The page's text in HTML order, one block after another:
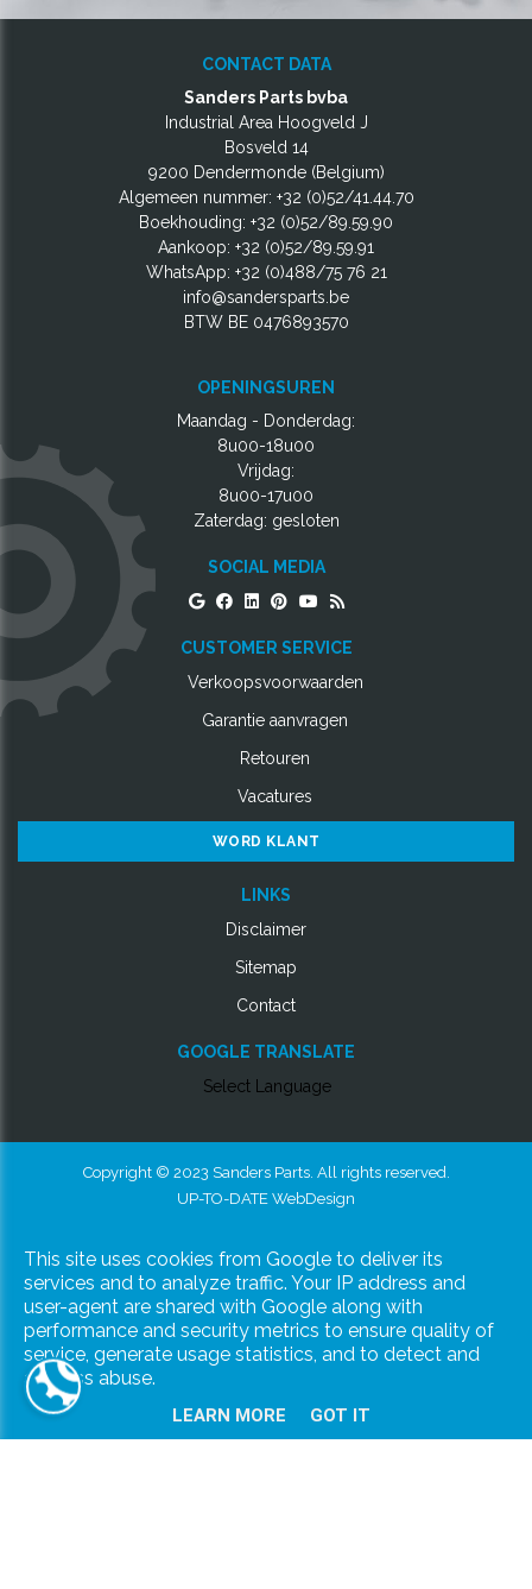
CONTACT DATA
Sanders Parts bvba
Industrial Area Hoogveld J
Bosveld 14
9200 Dendermonde (Belgium)
Algemeen nummer: +32 (0)52/41.44.70
Boekhouding: +32 (0)52/89.59.90
Aankoop: +32 (0)52/89.59.91
WhatsApp: +32 (0)488/75 76 21
info@sandersparts.be
BTW BE 0476893570
OPENINGSUREN
Maandag - Donderdag:
8u00-18u00
Vrijdag:
8u00-17u00
Zaterdag: gesloten
SOCIAL MEDIA
CUSTOMER SERVICE
Verkoopsvoorwaarden
Garantie aanvragen
Retouren
Vacatures
WORD KLANT
LINKS
Disclaimer
Sitemap
Contact
GOOGLE TRANSLATE
Select Language
Copyright © 2023 Sanders Parts. All rights reserved.
UP-TO-DATE WebDesign
This site uses cookies from Google to deliver its
services and to analyze traffic. Your IP address and
user-agent are shared with Google along with
performance and security metrics to ensure quality of
service, generate usage statistics, and to detect and
address abuse.
LEARN MORE GOT IT